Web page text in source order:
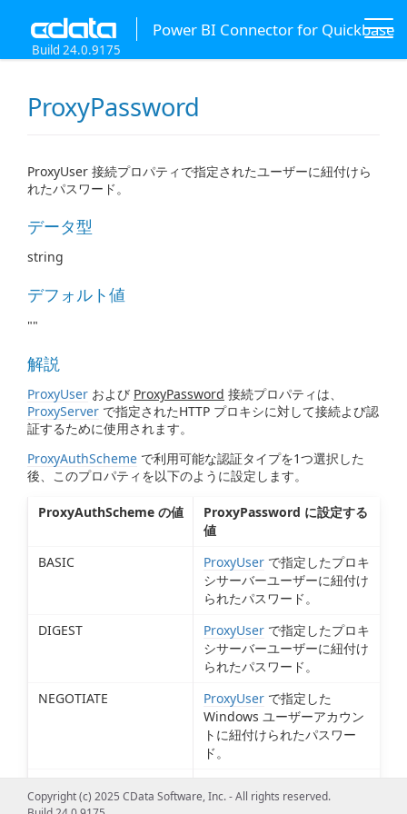
Power BI Connector for Quickbase
Build 24.0.9175
ProxyPassword
ProxyUser 接続プロパティで指定されたユーザーに紐付けら
れたパスワード。
データ型
string
デフォルト値
""
解説
ProxyUser および ProxyPassword 接続プロパティは、
ProxyServer で指定されたHTTP プロキシに対して接続よび認
証するために使用されます。
ProxyAuthScheme で利用可能な認証タイプを1つ選択した
後、このプロパティを以下のように設定します。
ProxyAuthScheme の値
ProxyPassword に設定する
値
BASIC
ProxyUserで指定したプロキ
シサーバーユーザーに紐付け
られたパスワード。
DIGEST
ProxyUserで指定したプロキ
シサーバーユーザーに紐付け
られたパスワード。
NEGOTIATE
ProxyUserで指定した
Windows ユーザーアカウン
トに紐付けられたパスワー
ド。
Windows ユーザーアカウン
Copyright (c) 2025 CData Software, Inc. - All rights reserved.